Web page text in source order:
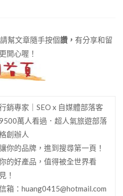
幫文章隨手按個讚， 有分享和留
開心喔！
銷專家｜SEO x 自媒體部落客
萬人看過．超人氣旅遊部落
創辦人
你的品牌，進到搜尋第一頁！
的好產品，值得被全世界看
見！
箱：huang0415@hotmail.com